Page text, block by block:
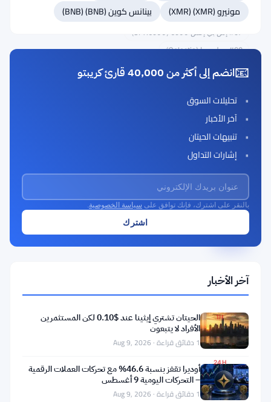
#94 لاير زيرو (LayerZero)
#97 إس بي إكس 6900 (SPX6900)
#98 سيليستيا (Celestia)
الاصطناعي
(ASIA)
FET
Rank
#96
Buy Now
السعر الحالي
$0.1365
1H
▼
0.07%
24H
▼
1.93%
مونيرو (XMR) (XMR)
بينانس كوين (BNB) (BNB)
📧انضم إلى أكثر من 40,000 قارئ كريبتو
تحليلات السوق
آخر الأخبار
تنبيهات الحيتان
إشارات التداول
بالنقر على اشترك، فإنك توافق على سياسة الخصوصية.
آخر الأخبار
الحيتان تشتري إيثينا عند $0.10 لكن المستثمرين
الأفراد لا يتبعون
1 دقائق قراءة · Aug 9, 2026
أوديرا تقفز بنسبة 46.6% مع تحركات العملات الرقمية
– التحركات اليومية 9 أغسطس
1 دقائق قراءة · Aug 9, 2026